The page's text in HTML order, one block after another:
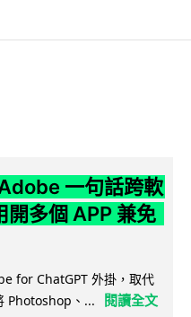
一句話跨軟
開多個 APP 兼免
for ChatGPT 外掛，取代
Photoshop、...
閱讀全文